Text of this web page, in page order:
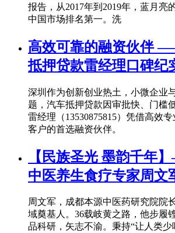
报告，从2017年到2019年，蓝月亮
中国市场排名第一。洗
高效可靠的融资伙伴
抵押贷款雷经理口碑纪
深圳作为创新创业热土，小微企业
题，汽车抵押贷款因审批快、门槛
雷经理（13530875815）凭借高效
客户的首选融资伙伴。
【民族圣光 墨韵千年
中医养生食疗专家周文
周文军，成都本源中医药研究院院
域奠基人。36载岐黄之路，他步履
品科研，矢志不渝。秉持“让人类少